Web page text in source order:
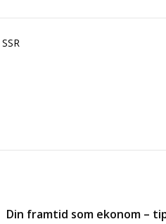
Din framtid som ekonom –